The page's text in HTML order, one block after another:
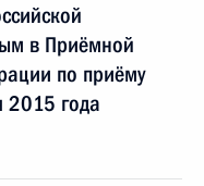
в Приёмной
по приёму
2015 года